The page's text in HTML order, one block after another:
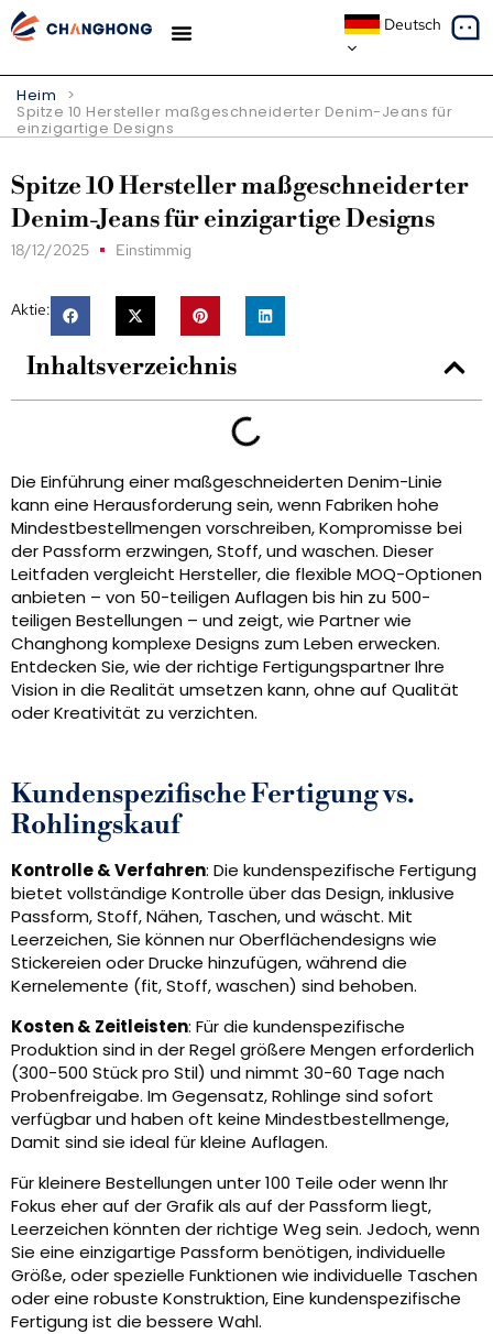
Deutsch
Heim >
Spitze 10 Hersteller maßgeschneiderter Denim-Jeans für
einzigartige Designs
Spitze 10 Hersteller maßgeschneiderter
Denim-Jeans für einzigartige Designs
18/12/2025 Einstimmig
Aktie:
Inhaltsverzeichnis
Die Einführung einer maßgeschneiderten Denim-Linie
kann eine Herausforderung sein, wenn Fabriken hohe
Mindestbestellmengen vorschreiben, Kompromisse bei
der Passform erzwingen, Stoff, und waschen. Dieser
Leitfaden vergleicht Hersteller, die flexible MOQ-Optionen
anbieten – von 50-teiligen Auflagen bis hin zu 500-
teiligen Bestellungen – und zeigt, wie Partner wie
Changhong komplexe Designs zum Leben erwecken.
Entdecken Sie, wie der richtige Fertigungspartner Ihre
Vision in die Realität umsetzen kann, ohne auf Qualität
oder Kreativität zu verzichten.
Kundenspezifische Fertigung vs.
Rohlingskauf
Kontrolle & Verfahren: Die kundenspezifische Fertigung
bietet vollständige Kontrolle über das Design, inklusive
Passform, Stoff, Nähen, Taschen, und wäscht. Mit
Leerzeichen, Sie können nur Oberflächendesigns wie
Stickereien oder Drucke hinzufügen, während die
Kernelemente (fit, Stoff, waschen) sind behoben.
Kosten & Zeitleisten: Für die kundenspezifische
Produktion sind in der Regel größere Mengen erforderlich
(300-500 Stück pro Stil) und nimmt 30-60 Tage nach
Probenfreigabe. Im Gegensatz, Rohlinge sind sofort
verfügbar und haben oft keine Mindestbestellmenge,
Damit sind sie ideal für kleine Auflagen.
Für kleinere Bestellungen unter 100 Teile oder wenn Ihr
Fokus eher auf der Grafik als auf der Passform liegt,
Leerzeichen könnten der richtige Weg sein. Jedoch, wenn
Sie eine einzigartige Passform benötigen, individuelle
Größe, oder spezielle Funktionen wie individuelle Taschen
oder eine robuste Konstruktion, Eine kundenspezifische
Fertigung ist die bessere Wahl.